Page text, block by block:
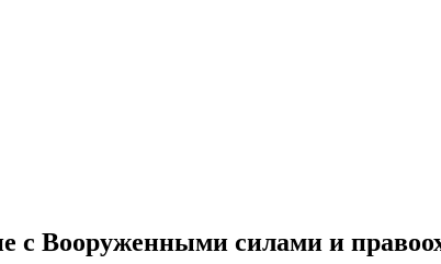
с Вооруженными силами и